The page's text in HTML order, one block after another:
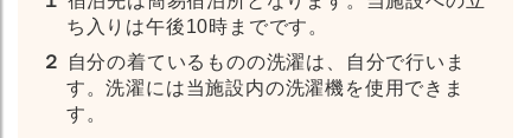
ち入りは午後10時までです。
２
自分の着ているものの洗濯は、自分で行いま
す。洗濯には当施設内の洗濯機を使用できま
す。